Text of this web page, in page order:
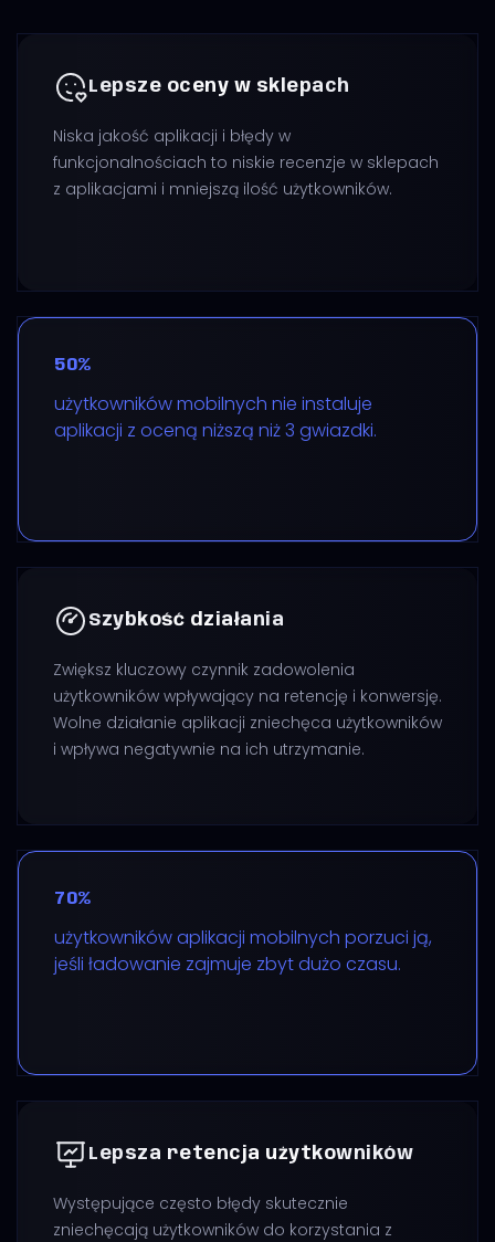
Lepsze oceny w sklepach
Niska jakość aplikacji i błędy w
funkcjonalnościach to niskie recenzje w sklepach
z aplikacjami i mniejszą ilość użytkowników.
50%
użytkowników mobilnych nie instaluje
aplikacji z oceną niższą niż 3 gwiazdki.
Szybkość działania
Zwiększ kluczowy czynnik zadowolenia
użytkowników wpływający na retencję i konwersję.
Wolne działanie aplikacji zniechęca użytkowników
i wpływa negatywnie na ich utrzymanie.
70%
użytkowników aplikacji mobilnych porzuci ją,
jeśli ładowanie zajmuje zbyt dużo czasu.
Lepsza retencja użytkowników
Występujące często błędy skutecznie
zniechęcają użytkowników do korzystania z